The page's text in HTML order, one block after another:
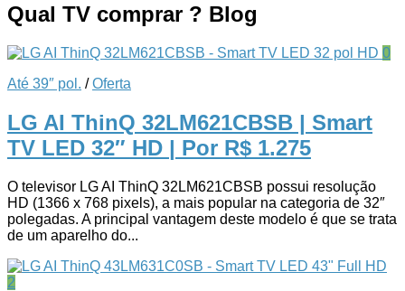
Qual TV comprar ? Blog
0
Até 39″ pol. /Oferta
LG AI ThinQ 32LM621CBSB | Smart
TV LED 32″ HD | Por R$ 1.275
O televisor LG AI ThinQ 32LM621CBSB possui resolução
HD (1366 x 768 pixels), a mais popular na categoria de 32″
polegadas. A principal vantagem deste modelo é que se trata
de um aparelho do...
2